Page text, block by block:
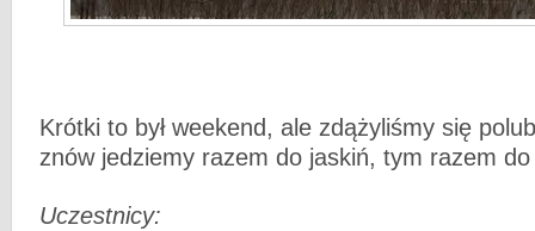
Krótki to był weekend, ale zdążyliśmy się
znów jedziemy razem do jaskiń, tym razem
Uczestnicy: